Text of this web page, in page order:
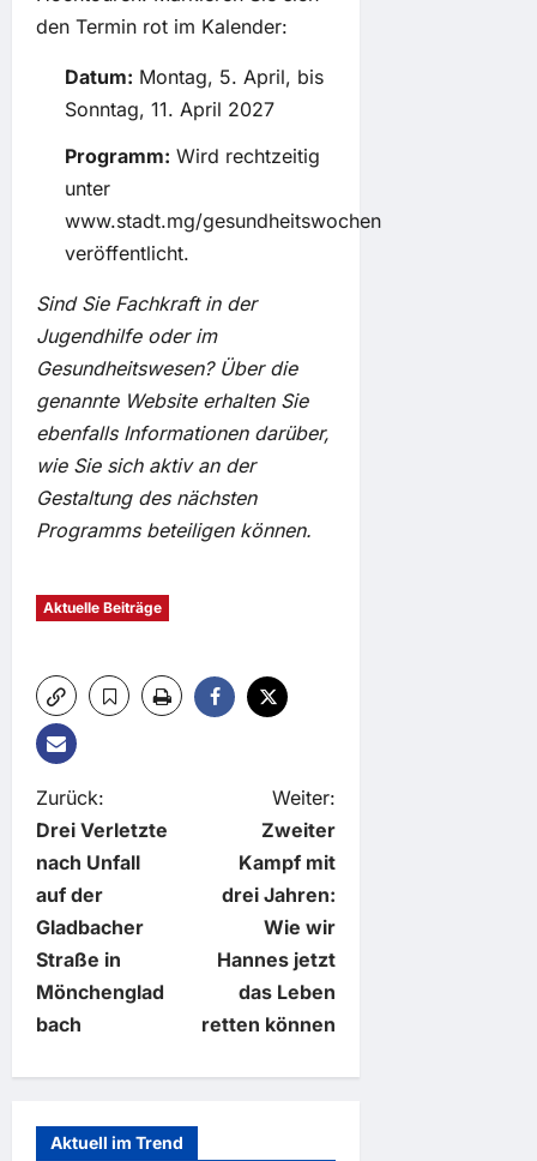
den Termin rot im Kalender:
Datum: Montag, 5. April, bis
Sonntag, 11. April 2027
Programm: Wird rechtzeitig
unter
www.stadt.mg/gesundheitswochen
veröffentlicht.
Sind Sie Fachkraft in der
Jugendhilfe oder im
Gesundheitswesen? Über die
genannte Website erhalten Sie
ebenfalls Informationen darüber,
wie Sie sich aktiv an der
Gestaltung des nächsten
Programms beteiligen können.
Aktuelle Beiträge
B
e
i
t
r
a
g
Zurück:
Drei Verletzte
nach Unfall
auf der
Gladbacher
Straße in
Mönchenglad
bach
Weiter:
Zweiter
Kampf mit
drei Jahren:
Wie wir
Hannes jetzt
das Leben
retten können
Aktuell im Trend